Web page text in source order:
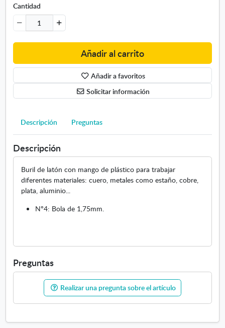
e
l
a
Cantidad
Añadir al carrito
Añadir a favoritos
Solicitar información
Descripción Preguntas
Descripción
Buril de latón con mango de plástico para trabajar
diferentes materiales: cuero, metales como estaño, cobre,
plata, aluminio...
Nº4: Bola de 1,75mm.
Preguntas
Realizar una pregunta sobre el artículo